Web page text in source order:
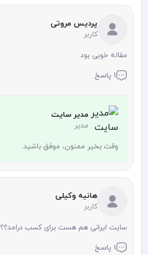
پردیس مروتی
کاربر
مقاله خوبی بود
1 پاسخ
مدیر سایت
مدیر
وقت بخیر ممنون، موفق باشید.
هانیه وکیلی
کاربر
سایت ایرانی هم هست برای کسب درامد؟؟
1 پاسخ